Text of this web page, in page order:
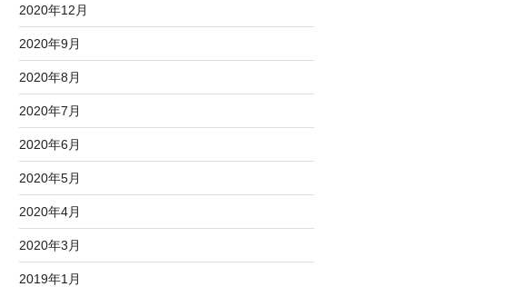
2020年12月
2020年9月
2020年8月
2020年7月
2020年6月
2020年5月
2020年4月
2020年3月
2019年1月